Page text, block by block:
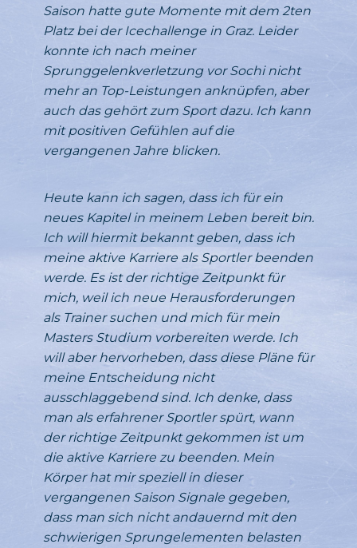
Saison hatte gute Momente mit dem 2ten
Platz bei der Icechallenge in Graz. Leider
konnte ich nach meiner
Sprunggelenkverletzung vor Sochi nicht
mehr an Top-Leistungen anknüpfen, aber
auch das gehört zum Sport dazu. Ich kann
mit positiven Gefühlen auf die
vergangenen Jahre blicken.
Heute kann ich sagen, dass ich für ein
neues Kapitel in meinem Leben bereit bin.
Ich will hiermit bekannt geben, dass ich
meine aktive Karriere als Sportler beenden
werde. Es ist der richtige Zeitpunkt für
mich, weil ich neue Herausforderungen
als Trainer suchen und mich für mein
Masters Studium vorbereiten werde. Ich
will aber hervorheben, dass diese Pläne für
meine Entscheidung nicht
ausschlaggebend sind. Ich denke, dass
man als erfahrener Sportler spürt, wann
der richtige Zeitpunkt gekommen ist um
die aktive Karriere zu beenden. Mein
Körper hat mir speziell in dieser
vergangenen Saison Signale gegeben,
dass man sich nicht andauernd mit den
schwierigen Sprungelementen belasten